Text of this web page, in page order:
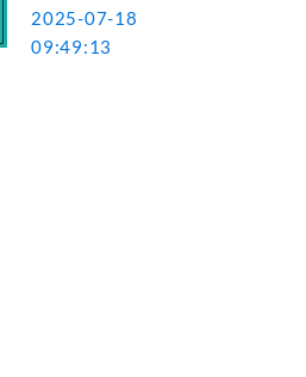
2025-07-18
09:49:13